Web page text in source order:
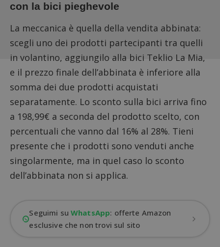
con la bici pieghevole
La meccanica è quella della vendita abbinata:
scegli uno dei prodotti partecipanti tra quelli
in volantino, aggiungilo alla bici Teklio La Mia,
e il prezzo finale dell’abbinata è inferiore alla
somma dei due prodotti acquistati
separatamente. Lo sconto sulla bici arriva fino
a 198,99€ a seconda del prodotto scelto, con
percentuali che vanno dal 16% al 28%. Tieni
presente che i prodotti sono venduti anche
singolarmente, ma in quel caso lo sconto
dell’abbinata non si applica.
Seguimi suWhatsApp: offerte Amazon
esclusive che non trovi sul sito